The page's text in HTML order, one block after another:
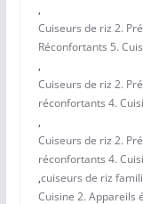
,
Cuiseurs de riz 2.
Réconfortants 5.
,
Cuiseurs de riz 2.
réconfortants 4.
,
Cuiseurs de riz 2.
réconfortants 4.
,cuiseurs de riz
Cuisine 2. Appareils